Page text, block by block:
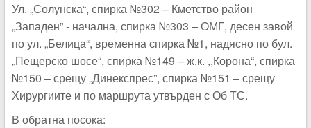
Ул. „Солунска“, спирка №302 – Кметство район
„Западен” - начална, спирка №303 – ОМГ, десен завой
по ул. „Белица“, временна спирка №1, надясно по бул.
„Пещерско шосе“, спирка №149 – ж.к. ,,Корона“, спирка
№150 – срещу „Динекспрес”, спирка №151 – срещу
Хирургиите и по маршрута утвърден с Об ТС.
В обратна посока: